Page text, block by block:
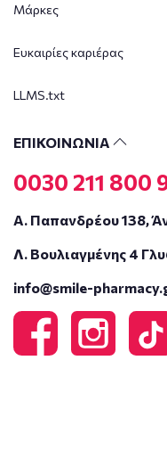
Μάρκες
Ευκαιρίες καριέρας
LLMS.txt
ΕΠΙΚΟΙΝΩΝΙΑ
0030 211 800
Α. Παπανδρέου 138,
Λ. Βουλιαγμένης 4
info@smile-